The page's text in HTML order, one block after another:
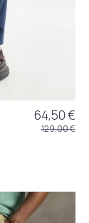
64,50 €
129,00 €